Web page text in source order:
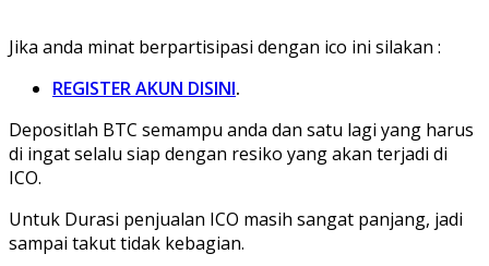
Jika anda minat berpartisipasi dengan ico ini silakan :
REGISTER AKUN DISINI.
Depositlah BTC semampu anda dan satu lagi yang harus
di ingat selalu siap dengan resiko yang akan terjadi di
ICO.
Untuk Durasi penjualan ICO masih sangat panjang, jadi
sampai takut tidak kebagian.